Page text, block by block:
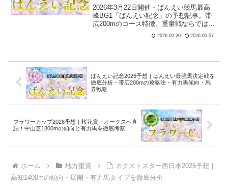
券戦略
2026年3月22日開催・ばんえい競馬最高
峰BG1「ばんえい記念」の予想記事。帯
広200mのコース特徴、重量戦ならではの
傾向、過去データ分析から本命候補・穴
馬・馬券戦略まで詳しく解説。
2026.02.20 2026.05.07
ばんえい記念2026予想｜ばんえい最強馬決定戦を
徹底分析・帯広200mの攻略法・有力馬傾向・馬
券戦略
フラワーカップ2026予想｜桜花賞・オークスへ直
結！中山芝1800mの傾向と有力馬を徹底考察
ホーム 地方重賞
ネクストスター西日本2026予想｜
高知1400mの傾向・展開・有力馬タイプを徹底分析